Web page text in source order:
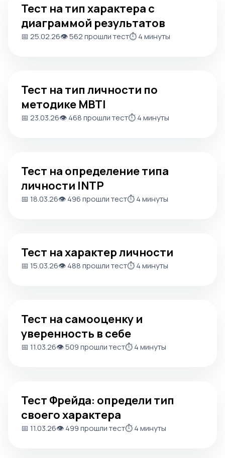
Тест на тип характера с
диаграммой результатов
📅 25.02.26👁️ 562 прошли тест⏱️ 4 минуты
Тест на тип личности по
методике MBTI
📅 23.03.26👁️ 468 прошли тест⏱️ 4 минуты
Тест на определение типа
личности INTP
📅 18.03.26👁️ 496 прошли тест⏱️ 4 минуты
Тест на характер личности
📅 15.03.26👁️ 488 прошли тест⏱️ 4 минуты
Тест на самооценку и
уверенность в себе
📅 11.03.26👁️ 509 прошли тест⏱️ 4 минуты
Тест Фрейда: определи тип
своего характера
📅 11.03.26👁️ 499 прошли тест⏱️ 4 минуты